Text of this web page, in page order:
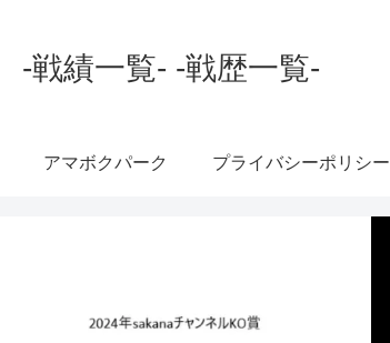
戦績一覧- -戦歴一覧-
アマボクパーク プライバシーポリシー